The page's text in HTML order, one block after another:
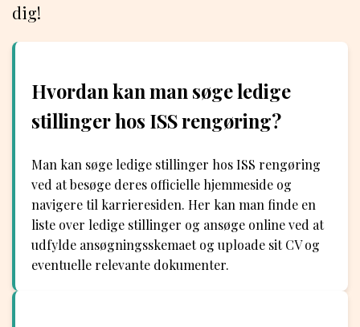
dig!
Hvordan kan man søge ledige
stillinger hos ISS rengøring?
Man kan søge ledige stillinger hos ISS rengøring
ved at besøge deres officielle hjemmeside og
navigere til karrieresiden. Her kan man finde en
liste over ledige stillinger og ansøge online ved at
udfylde ansøgningsskemaet og uploade sit CV og
eventuelle relevante dokumenter.